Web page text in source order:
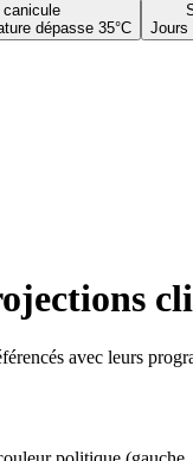
dépasse 35°C
Jours
avec leurs